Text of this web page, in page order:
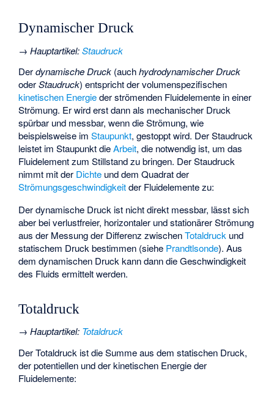
Dynamischer Druck
→Hauptartikel:Staudruck
Derdynamische Druck (auchhydrodynamischer Druck
oderStaudruck) entspricht der volumenspezifischen
kinetischen Energieder strömenden Fluidelemente in einer
Strömung. Er wird erst dann als mechanischer Druck
spürbar und messbar, wenn die Strömung, wie
beispielsweise imStaupunkt, gestoppt wird. Der Staudruck
leistet im Staupunkt dieArbeit, die notwendig ist, um das
Fluidelement zum Stillstand zu bringen. Der Staudruck
nimmt mit der Dichte und dem Quadrat der
Strömungsgeschwindigkeit der Fluidelemente zu:
Der dynamische Druck ist nicht direkt messbar, lässt sich
aber bei verlustfreier, horizontaler und stationärer Strömung
aus der Messung der Differenz zwischenTotaldruck und
statischem Druck bestimmen (siehe Prandtlsonde). Aus
dem dynamischen Druck kann dann die Geschwindigkeit
des Fluids ermittelt werden.
Totaldruck
→Hauptartikel: Totaldruck
Der Totaldruck ist die Summe aus dem statischen Druck,
der potentiellen und der kinetischen Energie der
Fluidelemente: